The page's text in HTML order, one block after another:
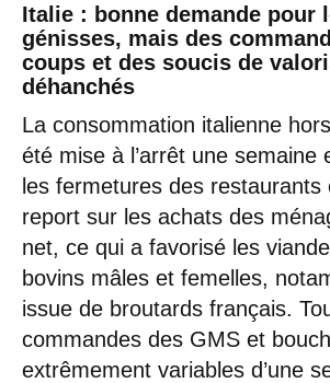
Italie : bonne demande pour
génisses, mais des
coups et des soucis de
déhanchés
La consommation italienne
été mise à l’arrêt une semaine
les fermetures des restaurants
report sur les achats des
net, ce qui a favorisé les
bovins mâles et femelles,
issue de broutards français.
commandes des GMS et
extrêmement variables d’une